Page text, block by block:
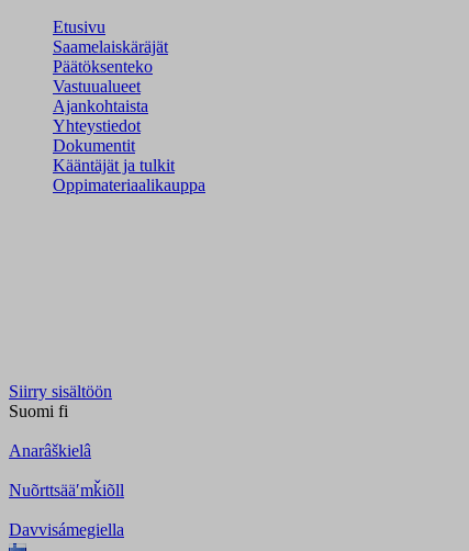
Etusivu
Saamelaiskäräjät
Päätöksenteko
Vastuualueet
Ajankohtaista
Yhteystiedot
Dokumentit
Kääntäjät ja tulkit
Oppimateriaalikauppa
Siirry sisältöön
Suomi fi
Anarâškielâ
Nuõrttsääʹmǩiõll
Davvisámegiella